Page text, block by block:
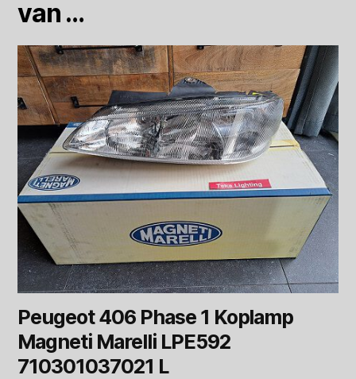
van …
Peugeot 406 Phase 1 Koplamp
Magneti Marelli LPE592
710301037021 L